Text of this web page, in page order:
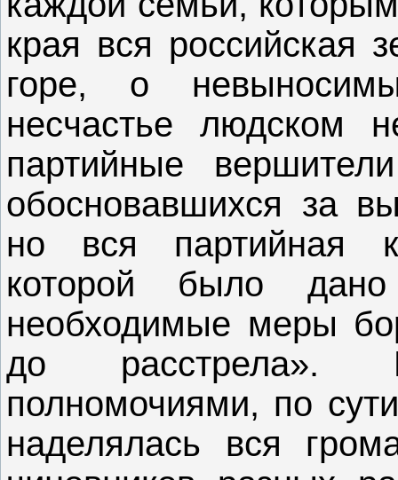
края вся российская
горе, о
несчастье людском
партийные
обосновавшихся за
но вся партийная
которой было
необходимые меры
до расстрела».
полномочиями, по
наделялась вся